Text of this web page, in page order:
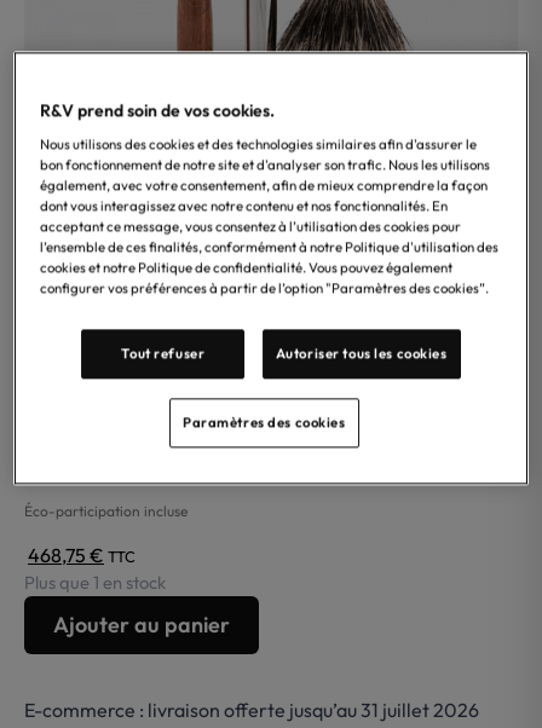
Coffret de rasage Prestige en loupe de Thuya et finition
palladium, composé d’un rasoir Mach3®, d’un blaireau pur
gris européen (taille 12) et d’un serviteur élégant. Un trio
Éco-participation incluse
468,75 € TTC
Plus que 1 en stock
quantité
rasage
Ajouter au panier
E-commerce : livraison offerte jusqu’au 31 juillet 2026
R&V prend soin de vos cookies.
Nous utilisons des cookies et des technologies similaires afin d'assurer le
bon fonctionnement de notre site et d'analyser son trafic. Nous les utilisons
également, avec votre consentement, afin de mieux comprendre la façon
dont vous interagissez avec notre contenu et nos fonctionnalités. En
acceptant ce message, vous consentez à l’utilisation des cookies pour
l’ensemble de ces finalités, conformément à notre Politique d'utilisation des
cookies et notre Politique de confidentialité. Vous pouvez également
configurer vos préférences à partir de l’option "Paramètres des cookies”.
Tout refuser Autoriser tous les cookies
Paramètres des cookies